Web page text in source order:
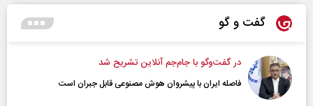
گفت و گو
در گفت‌و‌گو با جام‌جم آنلاین تشریح شد
فاصله ایران با پیشرو‌ان هوش مصنوعی قابل جبران است